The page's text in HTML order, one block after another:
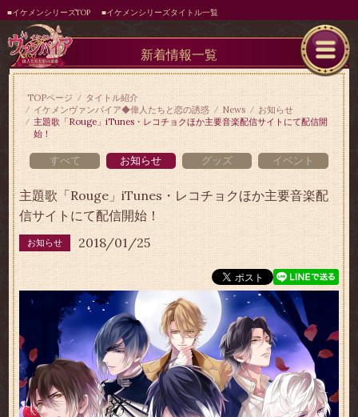
■イケメンシリーズTOP ■イケメンシリーズタイトル一覧
新着情報一覧
TOPページ
タイトル紹介
イケメンヴァンパイア◆偉人たちと恋の誘惑
News
お知らせ
主題歌「Rouge」iTunes・レコチョクほか主要音楽配信サイトにて配信開
始！
すべて お知らせ グッズ イベント
主題歌「Rouge」iTunes・レコチョクほか主要音楽配
信サイトにて配信開始！
お知らせ 2018/01/25